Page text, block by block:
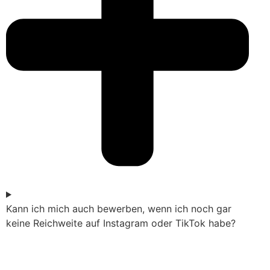
Kann ich mich auch bewerben, wenn ich noch gar
keine Reichweite auf Instagram oder TikTok habe?